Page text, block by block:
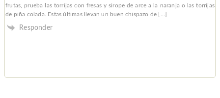
frutas, prueba las torrijas con fresas y sirope de arce a la naranja o las torrijas
de piña colada. Estas últimas llevan un buen chispazo de […]
Responder